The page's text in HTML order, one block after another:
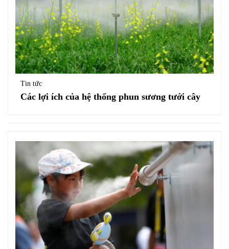
Tin tức
Các lợi ích của hệ thống phun sương tưới cây